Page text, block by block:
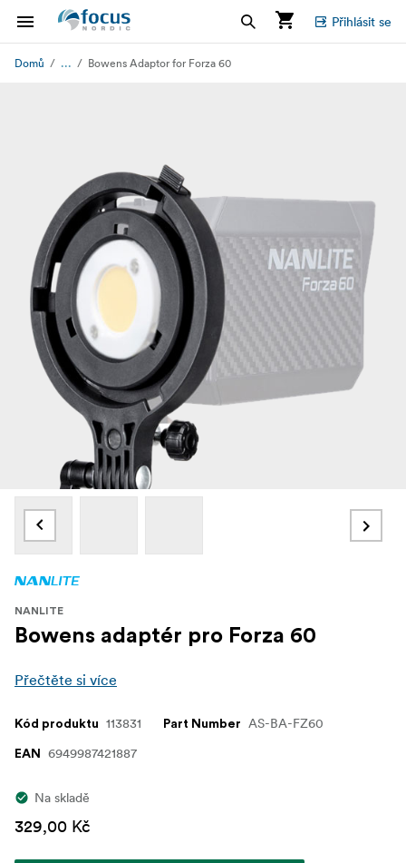
Přihlásit se
Domů ... Bowens Adaptor for Forza 60
NANLITE
Bowens adaptér pro Forza 60
Přečtěte si více
Kód produktu 113831 Part Number AS-BA-FZ60
EAN 6949987421887
Na skladě
329,00 Kč